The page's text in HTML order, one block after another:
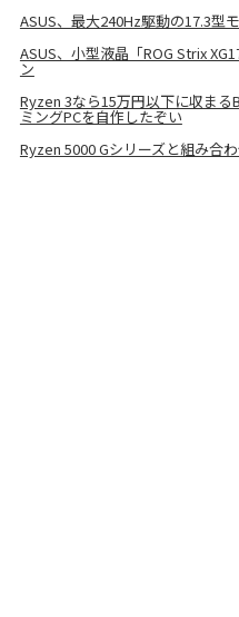
ASUS、最大240Hz駆動の17.3型
ASUS、小型液晶「ROG Strix
ン
Ryzen 3なら15万円以下に収まる
ミングPCを自作したぞい
Ryzen 5000 Gシリーズと組み合